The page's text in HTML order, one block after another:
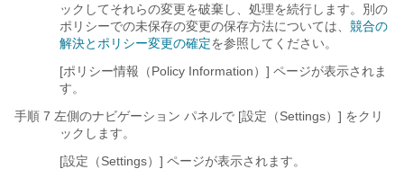
ックしてそれらの変更を破棄し、処理を続行します。別の
ポリシーでの未保存の変更の保存方法については、 競合の
解決とポリシー変更の確定を参照してください。
[ポリシー情報（Policy Information）] ページが表示されま
す。
手順 7 左側のナビゲーション パネルで [設定（Settings）] をクリ
ックします。
[設定（Settings）] ページが表示されます。